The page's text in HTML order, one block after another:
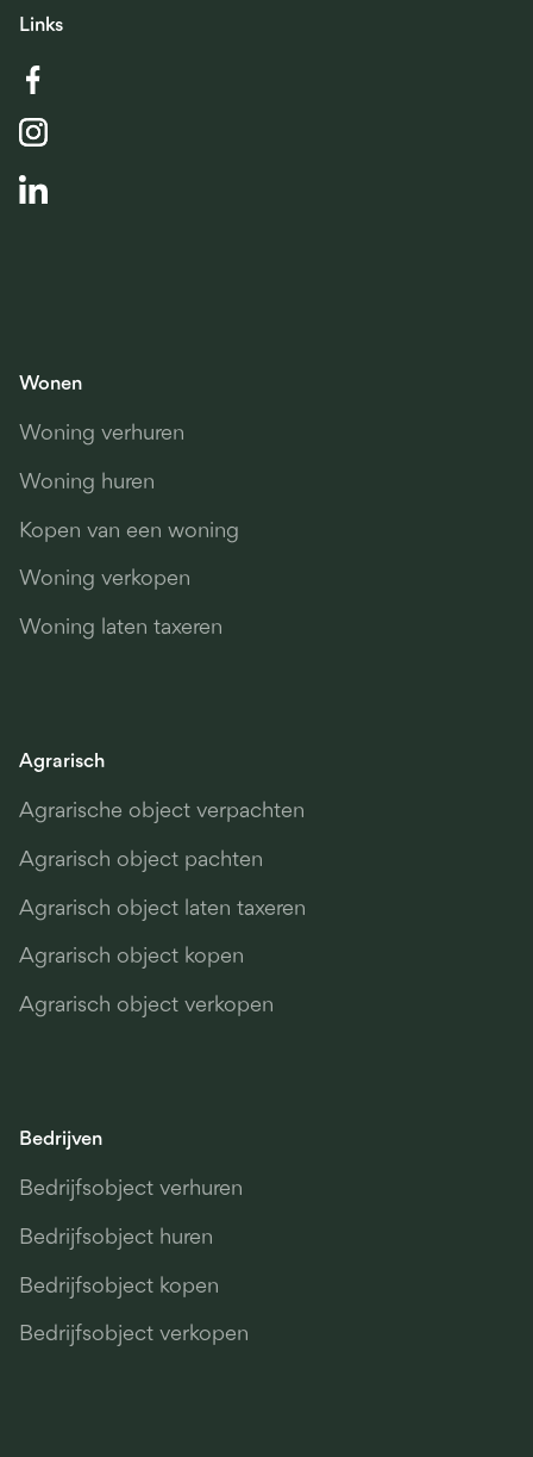
Links
Wonen
Woning verhuren
Woning huren
Kopen van een woning
Woning verkopen
Woning laten taxeren
Agrarisch
Agrarische object verpachten
Agrarisch object pachten
Agrarisch object laten taxeren
Agrarisch object kopen
Agrarisch object verkopen
Bedrijven
Bedrijfsobject verhuren
Bedrijfsobject huren
Bedrijfsobject kopen
Bedrijfsobject verkopen